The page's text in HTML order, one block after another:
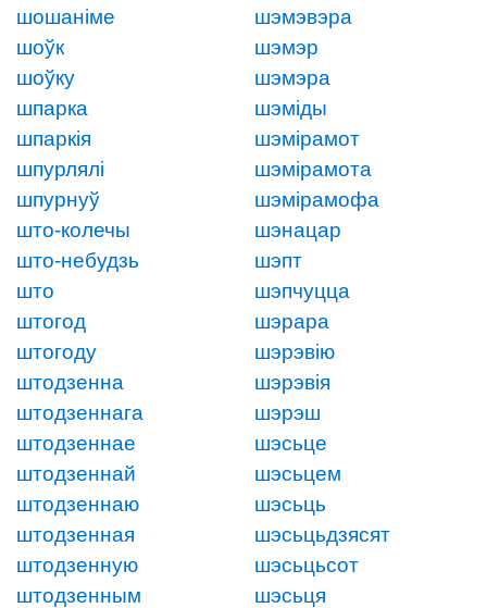
шошаніме
шоўк
шоўку
шпарка
шпаркія
шпурлялі
шпурнуў
што-колечы
што-небудзь
што
штогод
штогоду
штодзенна
штодзеннага
штодзеннае
штодзеннай
штодзеннаю
штодзенная
штодзенную
штодзенным
шэмэвэра
шэмэр
шэмэра
шэміды
шэмірамот
шэмірамота
шэмірамофа
шэнацар
шэпт
шэпчуцца
шэрара
шэрэвію
шэрэвія
шэрэш
шэсьце
шэсьцем
шэсьць
шэсьцьдзясят
шэсьцьсот
шэсьця